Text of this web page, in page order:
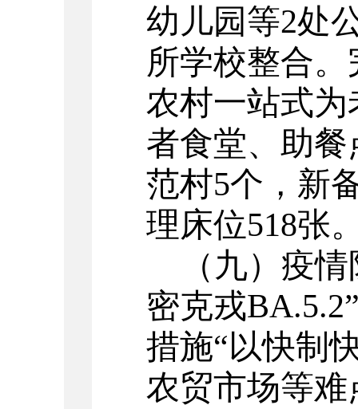
幼儿园等2处
所学校整合
农村一站式为
者食堂、助餐
范村5个，新
理床位518张
（九）疫
密克戎
措施“以快制
农贸市场等